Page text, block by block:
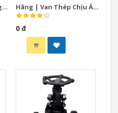
Hãng | Van Thép Chịu Áp
Lực Cao
0 đ